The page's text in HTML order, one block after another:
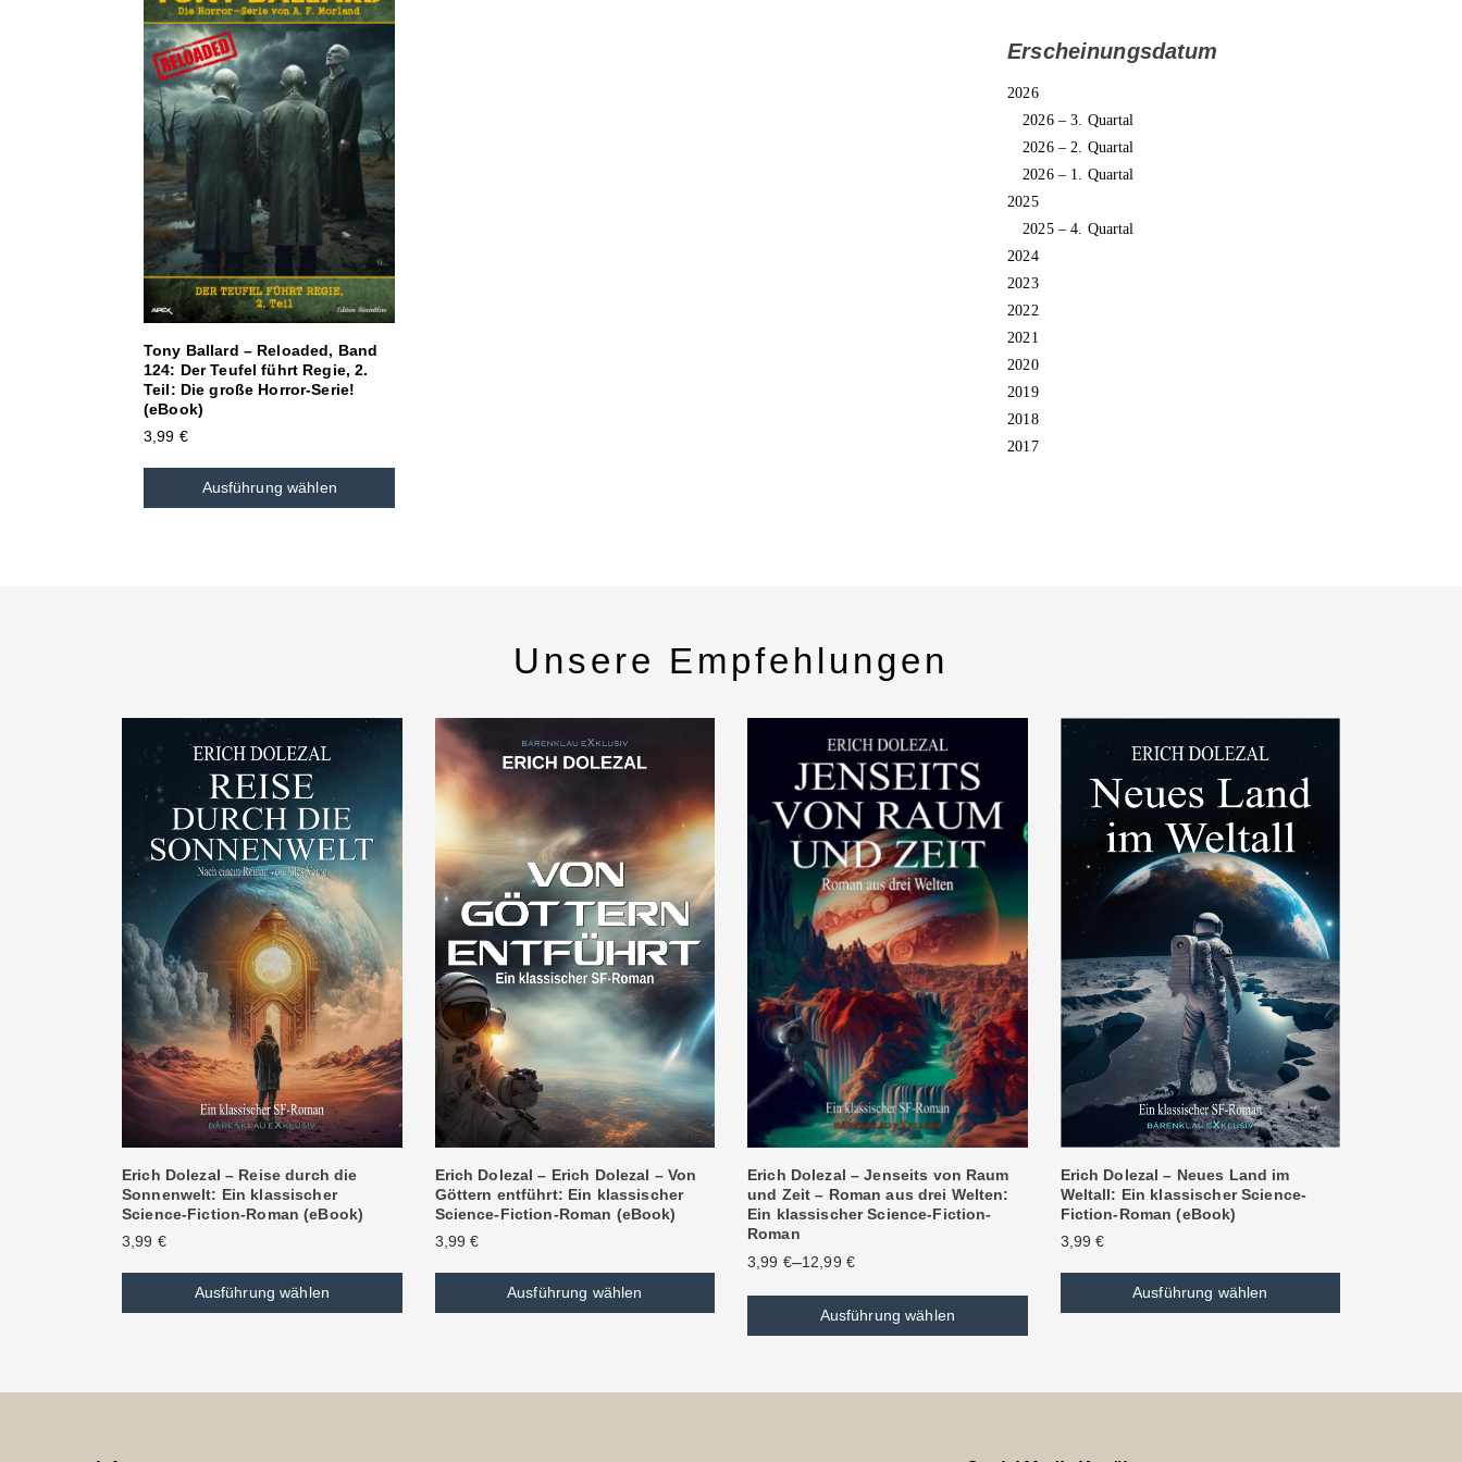
Tony Ballard – Reloaded, Band
124: Der Teufel führt Regie, 2.
Teil: Die große Horror-Serie!
(eBook)
3,99 €
Ausführung wählen
Erscheinungsdatum
2026
2026 – 3. Quartal
2026 – 2. Quartal
2026 – 1. Quartal
2025
2025 – 4. Quartal
2024
2023
2022
2021
2020
2019
2018
2017
Unsere Empfehlungen
Erich Dolezal – Reise durch die
Sonnenwelt: Ein klassischer
Science-Fiction-Roman (eBook)
3,99 €
Ausführung wählen
Erich Dolezal – Erich Dolezal – Von
Göttern entführt: Ein klassischer
Science-Fiction-Roman (eBook)
3,99€
Ausführung wählen
Erich Dolezal – Jenseits von Raum
und Zeit – Roman aus drei Welten:
Ein klassischer Science-Fiction-
Roman
3,99 €–12,99 €
Ausführung wählen
Erich Dolezal – Neues Land im
Weltall: Ein klassischer Science-
Fiction-Roman (eBook)
3,99€
Ausführung wählen